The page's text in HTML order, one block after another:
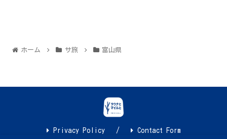
ホーム サ旅 富山県
Privacy Policy Contact Form